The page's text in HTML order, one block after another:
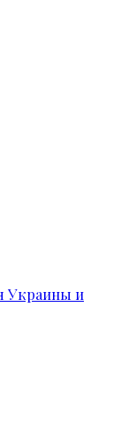
Украины и